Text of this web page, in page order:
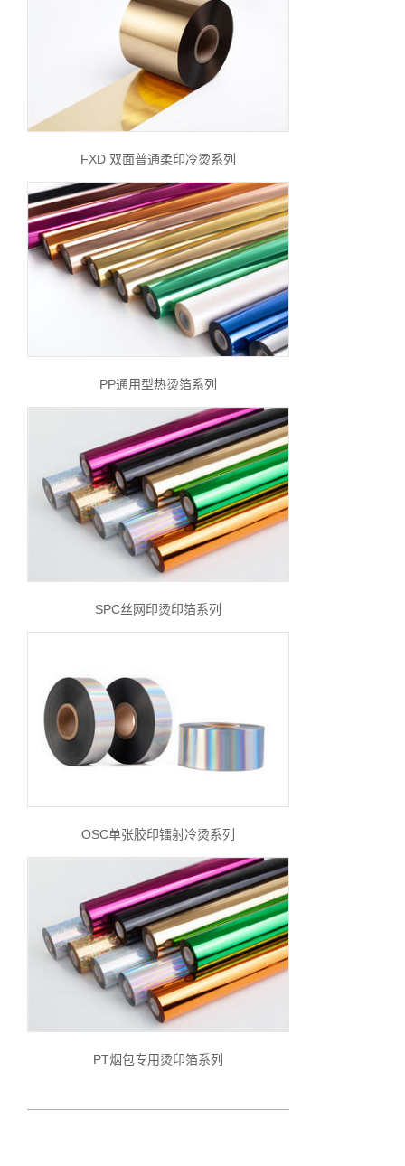
FXD 双面普通柔印冷烫系列
PP通用型热烫箔系列
SPC丝网印烫印箔系列
OSC单张胶印镭射冷烫系列
PT烟包专用烫印箔系列